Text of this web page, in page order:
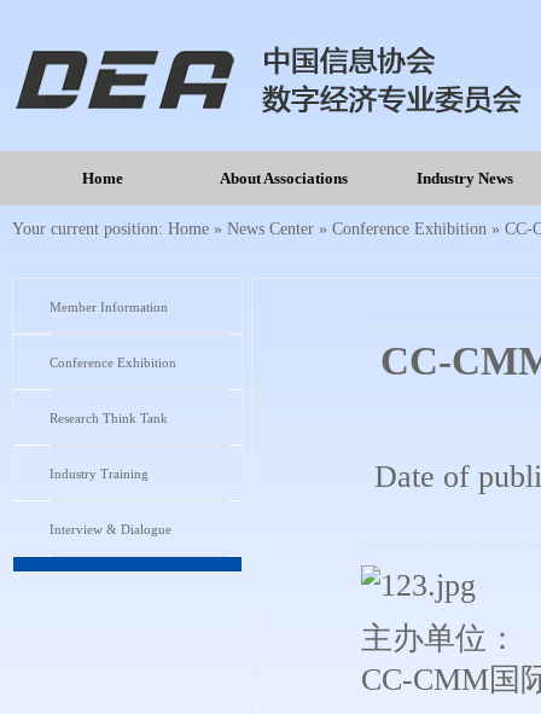
Home About Associations Industry News
Your current position: Home » News Center » Conference Exhibition » CC-
Member Information
Conference Exhibition
Research Think Tank
Industry Training
Interview & Dialogue
CC-
Date of
主办单位：
CC-CMM国